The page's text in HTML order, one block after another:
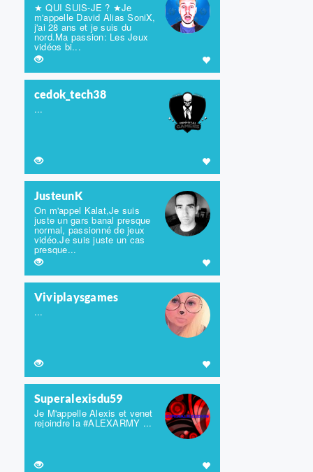
★ QUI SUIS-JE ? ★Je
m'appelle David Alias SoniX,
j'ai 28 ans et je suis du
nord.Ma passion: Les Jeux
vidéos bi...
cedok_tech38
...
JusteunK
On m'appel Kalat,Je suis
juste un gars banal presque
normal, passionné de jeux
vidéo.Je suis juste un cas
presque...
Viviplaysgames
...
Superalexisdu59
Je M'appelle Alexis et venet
rejoindre la #ALEXARMY ...